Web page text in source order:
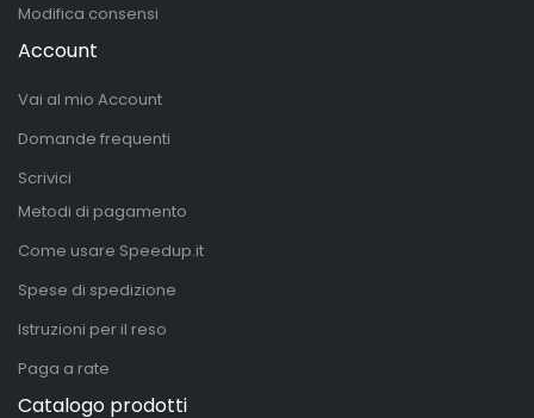
Modifica consensi
Account
Vai al mio Account
Domande frequenti
Scrivici
Metodi di pagamento
Come usare Speedup.it
Spese di spedizione
Istruzioni per il reso
Paga a rate
Catalogo prodotti